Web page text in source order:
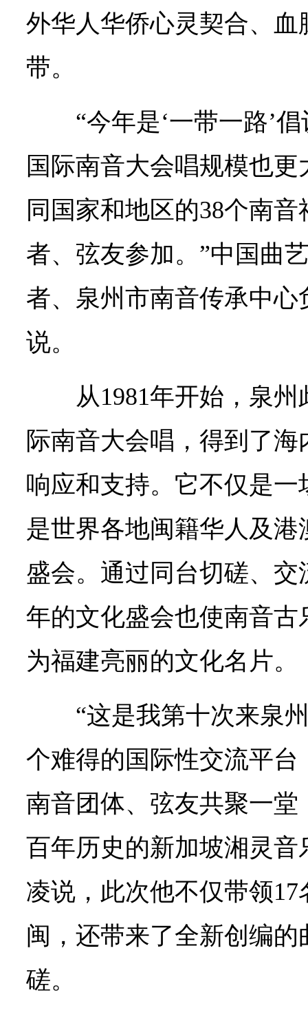
外华人华侨心灵契合、
带。
“今年是‘一带一路’
国际南音大会唱规模也
同国家和地区的38个南
者、弦友参加。”中国曲
者、泉州市南音传承中
说。
从1981年开始，泉
际南音大会唱，得到了
响应和支持。它不仅是
是世界各地闽籍华人及
盛会。通过同台切磋、
年的文化盛会也使南音
为福建亮丽的文化名片。
“这是我第十次来泉
个难得的国际性交流平
南音团体、弦友共聚一堂
百年历史的新加坡湘灵
凌说，此次他不仅带领
闽，还带来了全新创编
磋。